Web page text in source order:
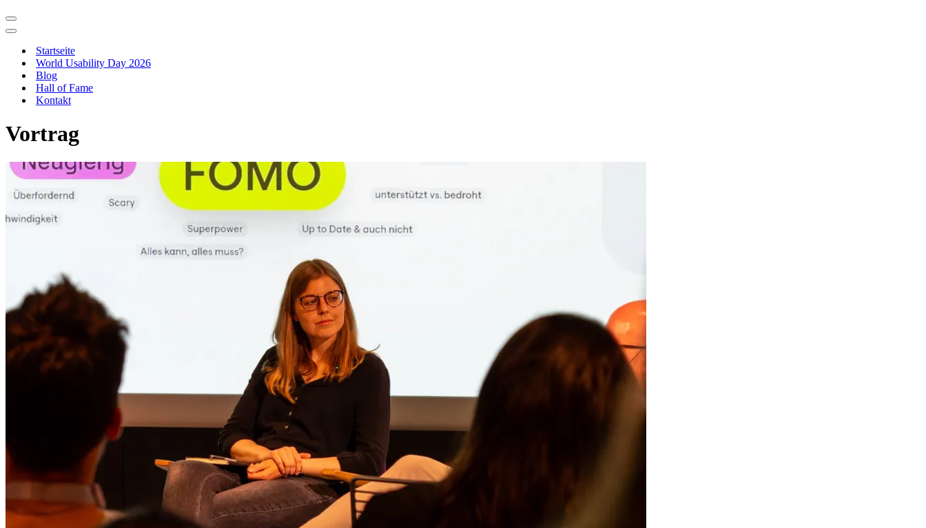
Navigationsmenü
Navigationsmenü
Startseite
World Usability Day 2026
Blog
Hall of Fame
Kontakt
Vortrag